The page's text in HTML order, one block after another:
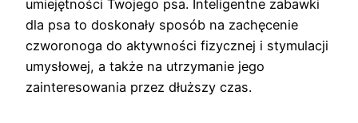
umiejętności Twojego psa. Inteligentne zabawki
dla psa to doskonały sposób na zachęcenie
czworonoga do aktywności fizycznej i stymulacji
umysłowej, a także na utrzymanie jego
zainteresowania przez dłuższy czas.